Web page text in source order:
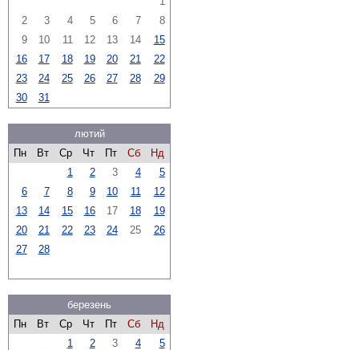
2
3 4 5 6 7
8
9
10 11 12 13 14
15
16
17 18 19 20 21
22
23
24 25 26 27 28
29
30
31
лютий
Пн
Вт Ср Чт Пт Сб
Нд
1
2 3 4
5
6
7 8 9 10 11
12
13
14 15 16 17 18
19
20
21 22 23 24 25
26
27
28
березень
Пн
Вт Ср Чт Пт Сб
Нд
1
2 3 4
5